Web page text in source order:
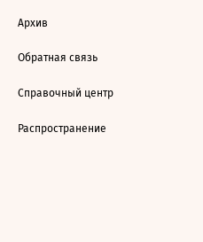
Архив
Обратная связь
Справочный центр
Распространение